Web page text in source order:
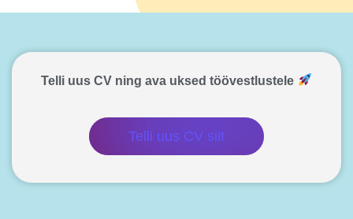
Telli uus CV ning ava uksed töövestlustele
Telli uus CV siit